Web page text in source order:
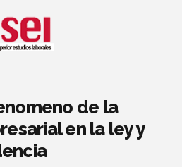
de la
en la ley y